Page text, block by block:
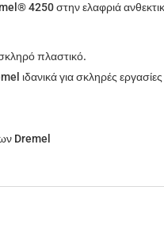
4250 στην ελαφριά
πλαστικό.
ιδανικά για σκληρές
Dremel